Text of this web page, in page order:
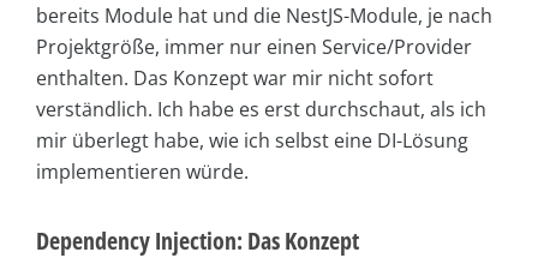
bereits Module hat und die NestJS-Module, je nach
Projektgröße, immer nur einen Service/Provider
enthalten. Das Konzept war mir nicht sofort
verständlich. Ich habe es erst durchschaut, als ich
mir überlegt habe, wie ich selbst eine DI-Lösung
implementieren würde.
Dependency Injection: Das Konzept